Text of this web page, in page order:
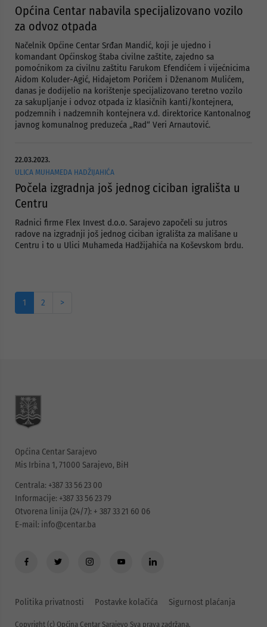
Općina Centar nabavila specijalizovano vozilo
za odvoz otpada
Načelnik Općine Centar Srđan Mandić, koji je ujedno i
komandant Općinskog štaba civilne zaštite, zajedno sa
pomoćnikom za civilnu zaštitu Farukom Efendićem i vijećnicima
Aidom Koluder-Agić, Hidajetom Porićem i Dženanom Mulićem,
danas je dodijelio na korištenje specijalizovano teretno vozilo
za sakupljanje i odvoz otpada iz klasičnih kanti/kontejnera,
podzemnih i nadzemnih kontejnera v.d. direktorice Kantonalnog
javnog komunalnog preduzeća „Rad“ Veri Arnautović.
22.03.2023.
ULICA MUHAMEDA HADŽIJAHIĆA
Počela izgradnja još jednog ciciban igrališta u
Centru
Radnici firme Flex Invest d.o.o. Sarajevo započeli su jutros
radove na izgradnji još jednog ciciban igrališta za mališane u
Centru i to u Ulici Muhameda Hadžijahića na Koševskom brdu.
1 2 >
Općina Centar Sarajevo
Mis Irbina 1, 71000 Sarajevo, BiH
Centrala: +387 33 56 23 00
Informacije: +387 33 56 23 79
Otvorena linija (24/7): + 387 33 21 60 06
E-mail: info@centar.ba
Politika privatnosti Postavke kolačića Sigurnost plaćanja
Copyright (c) Općina Centar Sarajevo Sva prava zadržana.